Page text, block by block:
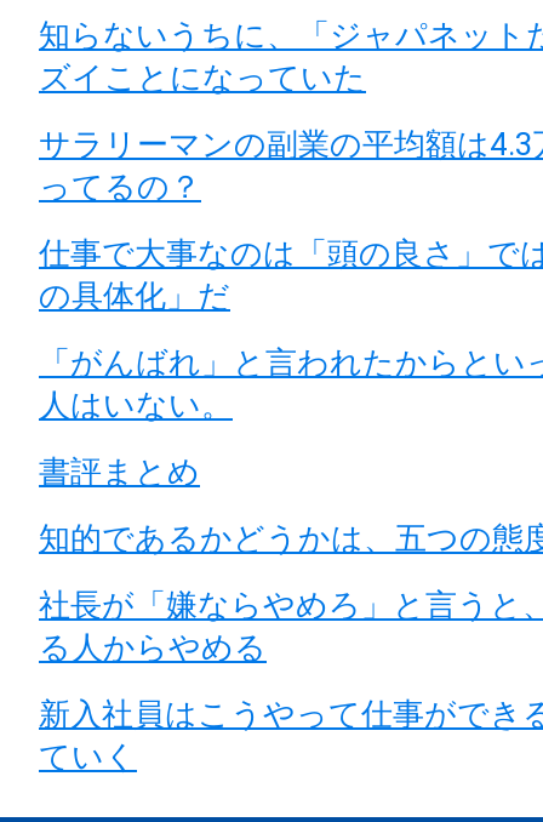
知らないうちに、「ジャパネット
ズイことになっていた
サラリーマンの副業の平均額は4.3
ってるの？
仕事で大事なのは「頭の良さ」で
の具体化」だ
「がんばれ」と言われたからとい
人はいない。
書評まとめ
知的であるかどうかは、五つの態
社長が「嫌ならやめろ」と言うと
る人からやめる
新入社員はこうやって仕事ができ
ていく